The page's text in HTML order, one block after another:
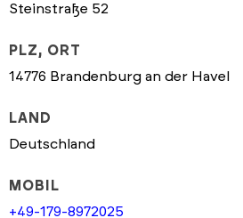
Steinstraße 52
PLZ, ORT
14776 Brandenburg an der Havel
LAND
Deutschland
MOBIL
+49-179-8972025